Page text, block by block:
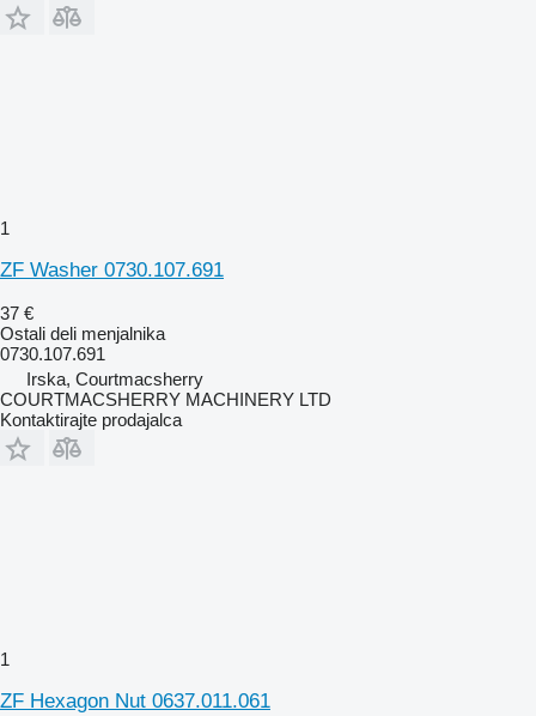
1
ZF Washer 0730.107.691
37 €
Ostali deli menjalnika
0730.107.691
Irska, Courtmacsherry
COURTMACSHERRY MACHINERY LTD
Kontaktirajte prodajalca
1
ZF Hexagon Nut 0637.011.061